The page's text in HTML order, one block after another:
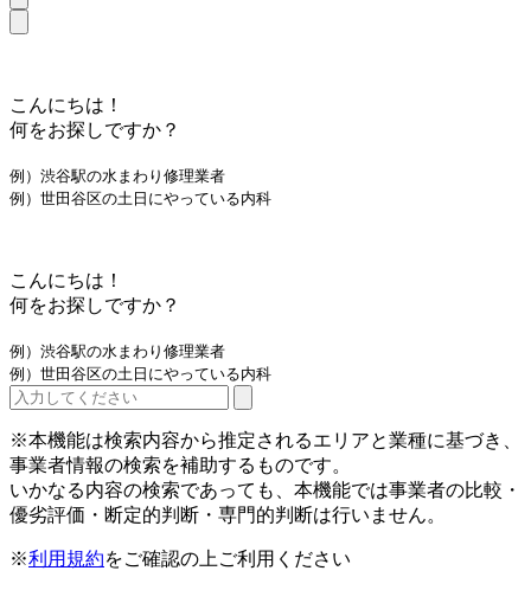
こんにちは！
何をお探しですか？
例）渋谷駅の水まわり修理業者
例）世田谷区の土日にやっている内科
こんにちは！
何をお探しですか？
例）渋谷駅の水まわり修理業者
例）世田谷区の土日にやっている内科
※本機能は検索内容から推定されるエリアと業種に基づき、
事業者情報の検索を補助するものです。
いかなる内容の検索であっても、本機能では事業者の比較・
優劣評価・断定的判断・専門的判断は行いません。
※利用規約をご確認の上ご利用ください